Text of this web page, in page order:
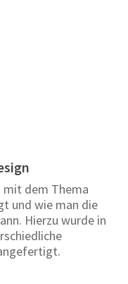
mit dem Thema
und wie man die
Hierzu wurde in